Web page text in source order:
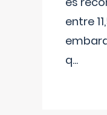
entre
q...